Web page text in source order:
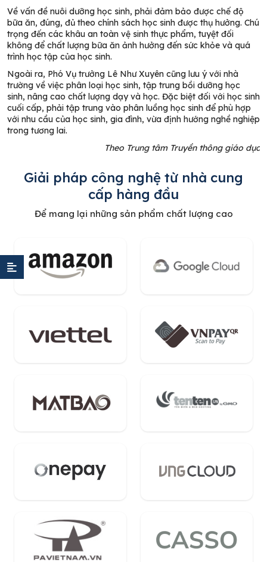
Về vấn đề nuôi dưỡng học sinh, phải đảm bảo được chế độ
bữa ăn, đúng, đủ theo chính sách học sinh được thụ hưởng. Chú
trọng đến các khâu an toàn vệ sinh thực phẩm, tuyệt đối
không để chất lượng bữa ăn ảnh hưởng đến sức khỏe và quá
trình học tập của học sinh.
Ngoài ra, Phó Vụ trưởng Lê Như Xuyên cũng lưu ý với nhà
trường về việc phân loại học sinh, tập trung bồi dưỡng học
sinh, nâng cao chất lượng dạy và học. Đặc biệt đối với học sinh
cuối cấp, phải tập trung vào phân luồng học sinh để phù hợp
với nhu cầu của học sinh, gia đình, vừa định hướng nghề nghiệp
trong tương lai.
Theo Trung tâm Truyền thông giáo dục
Giải pháp công nghệ từ nhà cung
cấp hàng đầu
Để mang lại những sản phẩm chất lượng cao